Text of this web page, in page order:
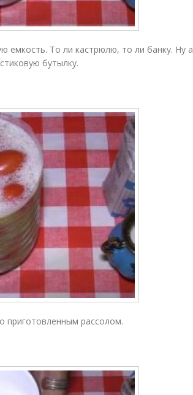
емкость. То ли кастрюлю, то ли банку. Ну а
бутылку.
приготовленным рассолом.